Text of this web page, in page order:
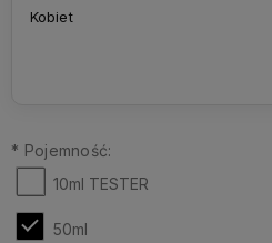
Kobiet
* Pojemność:
10ml TESTER
50ml